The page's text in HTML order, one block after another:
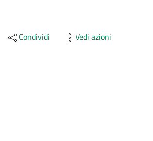
Condividi Vedi azioni